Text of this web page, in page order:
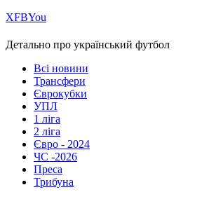
ХFBYou
Детально про український футбол
Всі новини
Трансфери
Єврокубки
УПЛ
1 ліга
2 ліга
Євро - 2024
ЧС -2026
Преса
Трибуна